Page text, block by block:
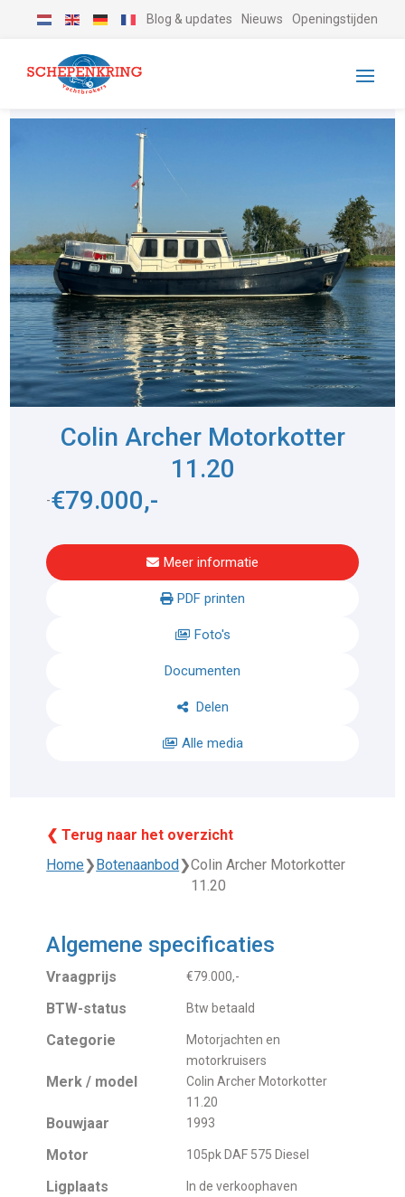
Blog & updates Nieuws Openingstijden
Colin Archer Motorkotter
11.20
-€79.000,-
Meer informatie
PDF printen
Foto's
Documenten
Delen
Alle media
❮ Terug naar het overzicht
Home❯ Botenaanbod ❯Colin Archer Motorkotter
11.20
Algemene specificaties
Vraagprijs €79.000,-
BTW-status Btw betaald
Categorie
Motorjachten en
motorkruisers
Merk / model
Colin Archer Motorkotter
11.20
Bouwjaar 1993
Motor 105pk DAF 575 Diesel
Ligplaats
In de verkoophaven